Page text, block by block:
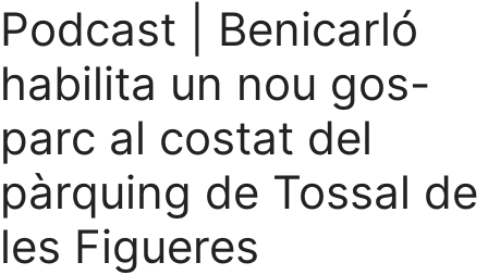
Podcast | Benicarló
habilita un nou gos-
parc al costat del
pàrquing de Tossal de
les Figueres